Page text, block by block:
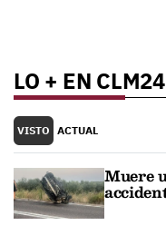
LO + EN
VISTO ACTUAL
Muere